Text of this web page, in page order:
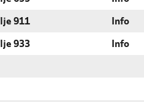
911 Info
933 Info